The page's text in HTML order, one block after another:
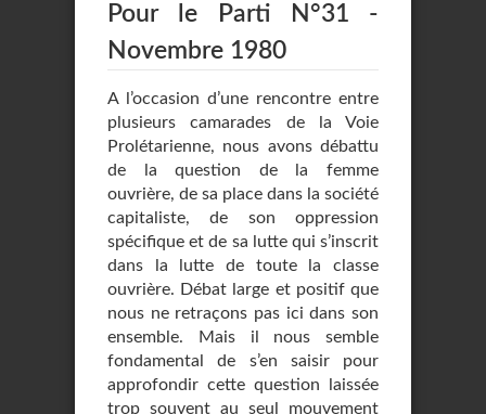
Pour le Parti N°31 -
Novembre 1980
A l’occasion d’une rencontre entre
plusieurs camarades de la Voie
Prolétarienne, nous avons débattu
de la question de la femme
ouvrière, de sa place dans la société
capitaliste, de son oppression
spécifique et de sa lutte qui s’inscrit
dans la lutte de toute la classe
ouvrière. Débat large et positif que
nous ne retraçons pas ici dans son
ensemble. Mais il nous semble
fondamental de s’en saisir pour
approfondir cette question laissée
trop souvent au seul mouvement